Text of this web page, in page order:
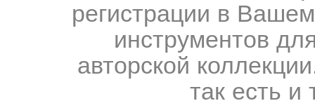
регистрации в
инструментов
авторской
так есть и